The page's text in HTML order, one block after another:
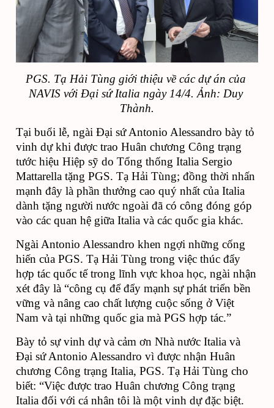
PGS. Tạ Hải Tùng giới thiệu về các dự án của
NAVIS với Đại sứ Italia ngày 14/4. Ảnh: Duy
Thành.
Tại buổi lễ, ngài Đại sứ Antonio Alessandro bày tỏ
vinh dự khi được trao Huân chương Công trạng
tước hiệu Hiệp sỹ do Tổng thống Italia Sergio
Mattarella tặng PGS. Tạ Hải Tùng; đồng thời nhấn
mạnh đây là phần thưởng cao quý nhất của Italia
dành tặng người nước ngoài đã có công đóng góp
vào các quan hệ giữa Italia và các quốc gia khác.
Ngài Antonio Alessandro khen ngợi những cống
hiến của PGS. Tạ Hải Tùng trong việc thúc đẩy
hợp tác quốc tế trong lĩnh vực khoa học, ngài nhận
xét đây là “công cụ để đẩy mạnh sự phát triển bền
vững và nâng cao chất lượng cuộc sống ở Việt
Nam và tại những quốc gia mà PGS hợp tác.”
Bày tỏ sự vinh dự và cảm ơn Nhà nước Italia và
Đại sứ Antonio Alessandro vì được nhận Huân
chương Công trạng Italia, PGS. Tạ Hải Tùng cho
biết: “Việc được trao Huân chương Công trạng
Italia đối với cá nhân tôi là một vinh dự đặc biệt.